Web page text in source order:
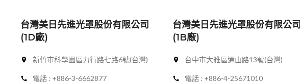
台灣美日先進光罩股份有限公司
(1D廠)
新竹市科學園區力行路七路6號(台灣)
電話 : +886-3-6662877
台灣美日先進光罩股份有限公司
(1B廠)
台中市大雅區通山路13號(台灣)
電話 : +886-4-25671010